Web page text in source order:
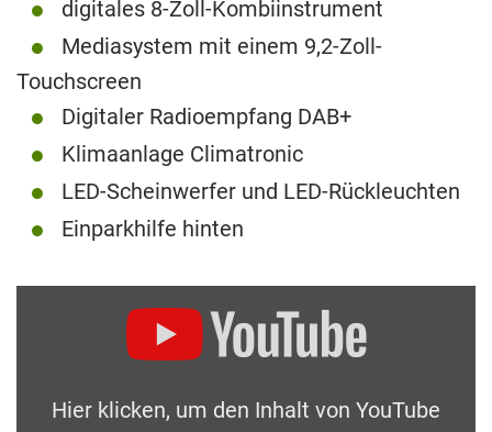
digitales 8-Zoll-Kombiinstrument
Mediasystem mit einem 9,2-Zoll-
Touchscreen
Digitaler Radioempfang DAB+
Klimaanlage Climatronic
LED-Scheinwerfer und LED-Rückleuchten
Einparkhilfe hinten
Hier klicken, um den Inhalt von YouTube